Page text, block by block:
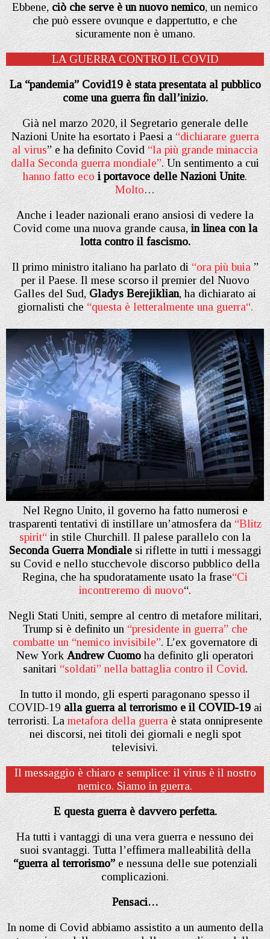
Ebbene,ciò che serve è un nuovo nemico, un nemico
che può essere ovunque e dappertutto, e che
sicuramente non è umano.
LA GUERRA CONTRO IL COVID
La “pandemia” Covid19 è stata presentata al pubblico
come una guerra fin dall’inizio.
Già nel marzo 2020, il Segretario generale delle
Nazioni Unite ha esortato i Paesi a“dichiarare guerra
al virus” e ha definito Covid“la più grande minaccia
dalla Seconda guerra mondiale”. Un sentimento a cui
hanno fatto eco i portavoce delle Nazioni Unite.
Molto…
Anche i leader nazionali erano ansiosi di vedere la
Covid come una nuova grande causa,in linea con la
lotta contro il fascismo.
Il primo ministro italiano ha parlato di“ora più buia”
per il Paese. Il mese scorso il premier del Nuovo
Galles del Sud, Gladys Berejiklian, ha dichiarato ai
giornalisti che“questa è letteralmente una guerra“.
Nel Regno Unito, il governo ha fatto numerosi e
trasparenti tentativi di instillare un’atmosfera da “Blitz
spirit“ in stile Churchill.Il palese parallelo con la
Seconda Guerra Mondialesi riflette in tutti i messaggi
su Covid e nello stucchevole discorso pubblico della
Regina, che ha spudoratamente usato la frase“Ci
incontreremo di nuovo“.
Negli Stati Uniti, sempre al centro di metafore militari,
Trump si è definito un“presidente in guerra” che
combatte un “nemico invisibile”. L’ex governatore di
New YorkAndrew Cuomoha definito gli operatori
sanitari“soldati” nella battaglia contro il Covid.
In tutto il mondo, gli esperti paragonano spesso il
COVID-19alla guerra al terrorismo e il COVID-19ai
terroristi. Lametafora della guerraè stata onnipresente
nei discorsi, nei titoli dei giornali e negli spot
televisivi.
Il messaggio è chiaro e semplice: il virus è il nostro
nemico. Siamo in guerra.
E questa guerra è davvero perfetta.
Ha tutti i vantaggi di una vera guerra e nessuno dei
suoi svantaggi. Tutta l’effimera malleabilità della
“guerra al terrorismo”e nessuna delle sue potenziali
complicazioni.
Pensaci…
In nome di Covid abbiamo assistito a un aumento della